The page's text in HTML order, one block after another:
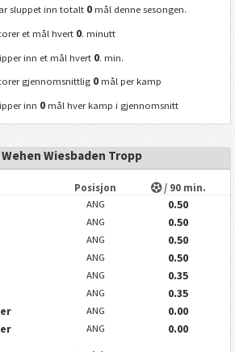
sluppet inn totalt 0 mål denne sesongen.
et mål hvert 0. minutt
inn et mål hvert 0. min.
gjennomsnittlig 0 mål per kamp
inn 0 mål hver kamp i gjennomsnitt
Wehen Wiesbaden Tropp
Posisjon / 90 min.
ANG
0.50
ANG
0.50
ANG
0.50
ANG
0.50
ANG
0.35
ANG
0.35
ANG
0.00
ANG 0.00